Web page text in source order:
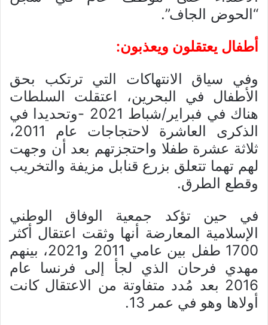
“الحوض الجاف”.
أطفال يعتقلون ويعذبون:
وفي سياق الانتهاكات التي ترتكب بحق
الأطفال في البحرين، اعتقلت السلطات
هناك في فبراير/شباط 2021 -وتحديدا في
الذكرى العاشرة لاحتجاجات عام 2011،
ثلاثة عشرة طفلا واحتجزتهم بعد أن وجهت
لهم تهما تتعلق بزرع قنابل مزيفة والتخريب
وقطع الطرق.
في حين تؤكد جمعية الوفاق الوطني
الإسلامية المعارضة أنها وثقت اعتقال أكثر
1700 طفل بين عامي 2011 و2021، بينهم
مهدي فرحان الذي لجأ إلى فرنسا عام
2016 بعد مُدد متفاوتة من الاعتقال كانت
أولاها وهو في عمر 13.